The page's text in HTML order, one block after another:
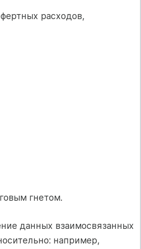
расходов,
гнетом.
данных взаимосвязанных
например,